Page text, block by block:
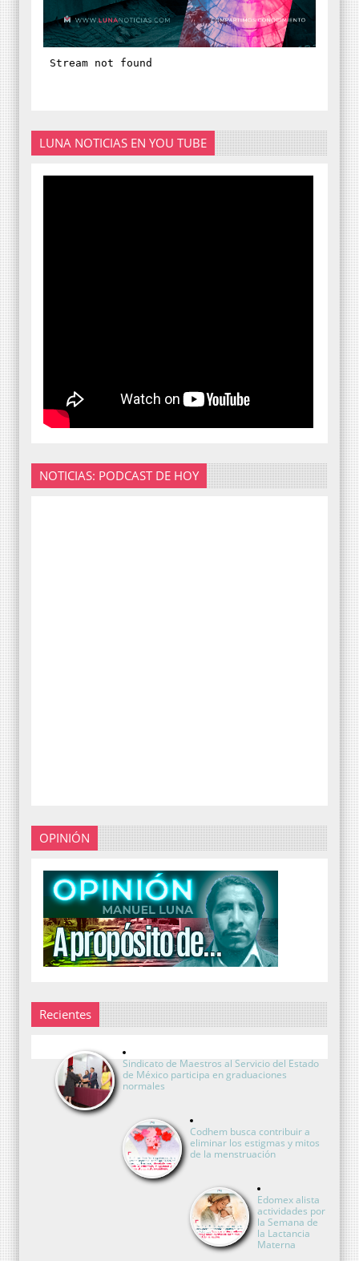
LUNA NOTICIAS EN YOU TUBE
NOTICIAS: PODCAST DE HOY
OPINIÓN
Recientes
Sindicato de Maestros al Servicio del Estado
de México participa en graduaciones
normales
Codhem busca contribuir a
eliminar los estigmas y mitos
de la menstruación
Edomex alista
actividades por
la Semana de
la Lactancia
Materna